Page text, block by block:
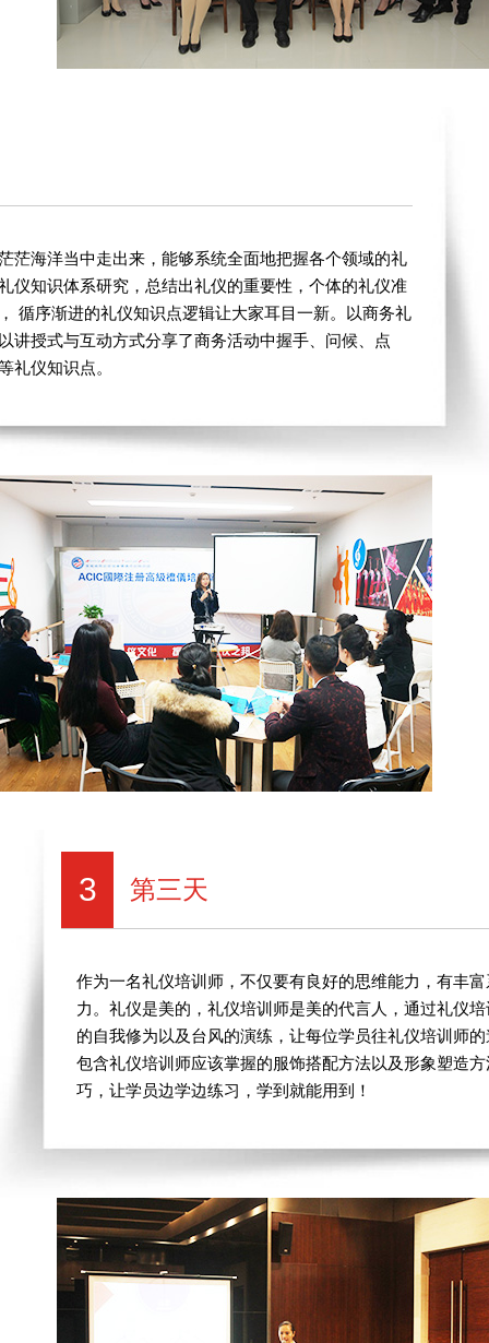
茫海洋当中走出来，能够系统全面地把握各个领域的礼
仪知识体系研究，总结出礼仪的重要性，个体的礼仪准
循序渐进的礼仪知识点逻辑让大家耳目一新。以商务礼
讲授式与互动方式分享了商务活动中握手、问候、点
礼仪知识点。
3 第三天
作为一名礼仪培训师，不仅要有良好的思维能力，有丰
力。礼仪是美的，礼仪培训师是美的代言人，通过礼仪
的自我修为以及台风的演练，让每位学员往礼仪培训师
包含礼仪培训师应该掌握的服饰搭配方法以及形象塑造
巧，让学员边学边练习，学到就能用到！